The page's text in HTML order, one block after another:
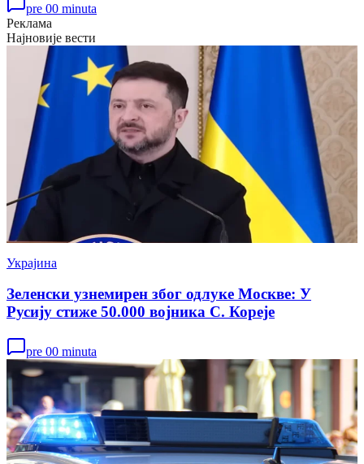
pre 00 minuta
Реклама
Најновије вести
Украјина
Зеленски узнемирен због одлуке Москве: У
Русију стиже 50.000 војника С. Кореје
pre 00 minuta